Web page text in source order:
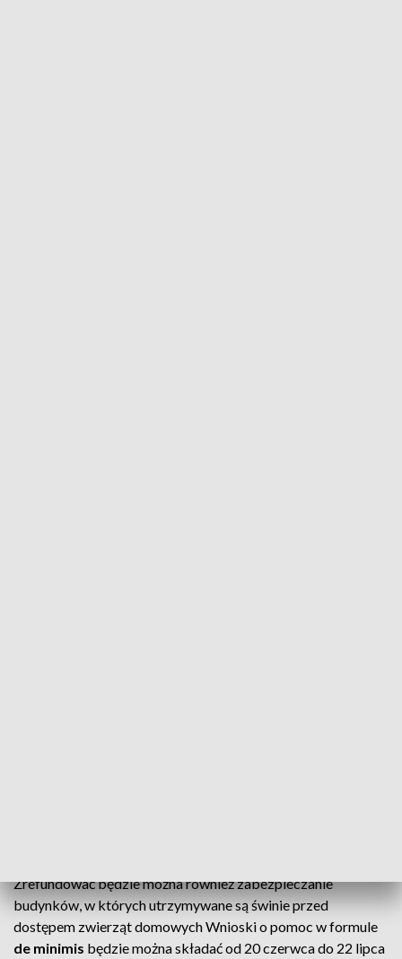
Zrefundować będzie można również zabezpieczanie
budynków, w których utrzymywane są świnie przed
dostępem zwierząt domowych Wnioski o pomoc w formule
de minimis będzie można składać od 20 czerwca do 22 lipca